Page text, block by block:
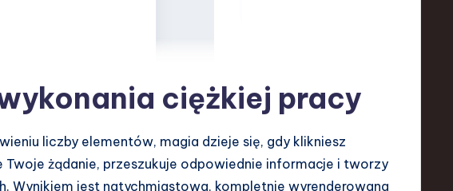
ciężkiej pracy
liczby elementów, magia dzieje się, gdy klikniesz
Twoje żądanie, przeszukuje odpowiednie informacje i tworzy
Wynikiem jest natychmiastowa, kompletnie wyrenderowana